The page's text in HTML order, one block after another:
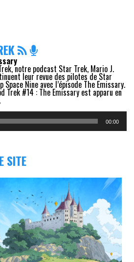
notre podcast Star Trek, Mario J.
leur revue des pilotes de Star
Space Nine avec l’épisode The Emissary.
Trek #14 : The Emissary est apparu en
00:00
SITE